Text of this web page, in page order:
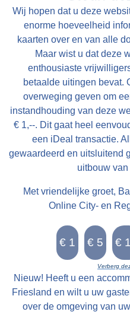
Pondematen belast
PYTTERS bewoond
Huur, te huur doende
Car. Guldens waarop
111 g.gls. Jelle Pytters
Pytter Jelles en Ytie
1757 getrouwd in
Westhem / Wolsum.
1759. In 1768 is Pytter
Folsgare op de
25. Jelle trouwt in
Jirnsum. Ze volgen
Verder is er weinig
Jelle Pytters komt
boerderij. Daarna
LC 10-12-1800: Eene
en zeer geryflyke
deszelfs HUIZINGE
staande en geleegen
Wij hopen dat u deze
enorme hoeveelheid
kaarten over en van alle
Maar wist u dat deze
enthousiaste
betaalde uitingen bevat.
overweging geven om
instandhouding van deze
€ 1,--. Dit gaat heel
een iDeal transactie.
gewaardeerd en uitsluitend
uitbouw
Met vriendelijke groet,
Online City- en
Verberg
Nieuw! Heeft u een
Friesland en wilt u uw
over de omgeving van